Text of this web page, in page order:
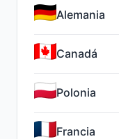
Alemania
Canadá
Polonia
Francia